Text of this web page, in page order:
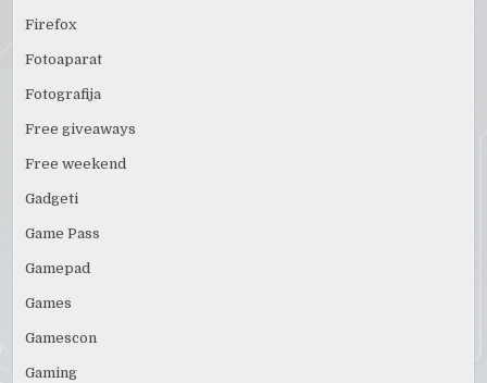
Firefox
Fotoaparat
Fotografija
Free giveaways
Free weekend
Gadgeti
Game Pass
Gamepad
Games
Gamescon
Gaming